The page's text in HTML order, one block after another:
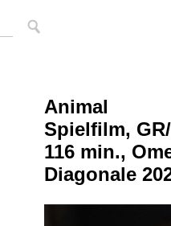
Animal
Spielfilm,
116 min.,
Diagonale